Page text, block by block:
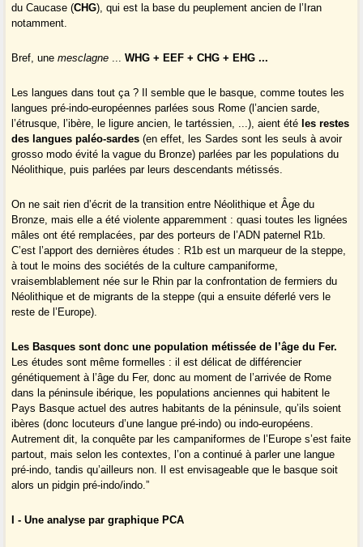
du Caucase (CHG), qui est la base du peuplement ancien de l’Iran
notamment.
Bref, unemesclagne ...WHG + EEF + CHG + EHG ...
Les langues dans tout ça ? Il semble que le basque, comme toutes les
langues pré-indo-européennes parlées sous Rome (l’ancien sarde,
l’étrusque, l’ibère, le ligure ancien, le tartéssien, ...), aient été les restes
des langues paléo-sardes (en effet, les Sardes sont les seuls à avoir
grosso modo évité la vague du Bronze) parlées par les populations du
Néolithique, puis parlées par leurs descendants métissés.
On ne sait rien d’écrit de la transition entre Néolithique et Âge du
Bronze, mais elle a été violente apparemment : quasi toutes les lignées
mâles ont été remplacées, par des porteurs de l’ADN paternel R1b.
C’est l’apport des dernières études : R1b est un marqueur de la steppe,
à tout le moins des sociétés de la culture campaniforme,
vraisemblablement née sur le Rhin par la confrontation de fermiers du
Néolithique et de migrants de la steppe (qui a ensuite déferlé vers le
reste de l’Europe).
Les Basques sont donc une population métissée de l’âge du Fer.
Les études sont même formelles : il est délicat de différencier
génétiquement à l’âge du Fer, donc au moment de l’arrivée de Rome
dans la péninsule ibérique, les populations anciennes qui habitent le
Pays Basque actuel des autres habitants de la péninsule, qu’ils soient
ibères (donc locuteurs d’une langue pré-indo) ou indo-européens.
Autrement dit, la conquête par les campaniformes de l’Europe s’est faite
partout, mais selon les contextes, l’on a continué à parler une langue
pré-indo, tandis qu’ailleurs non. Il est envisageable que le basque soit
alors un pidgin pré-indo/indo.”
I - Une analyse par graphique PCA